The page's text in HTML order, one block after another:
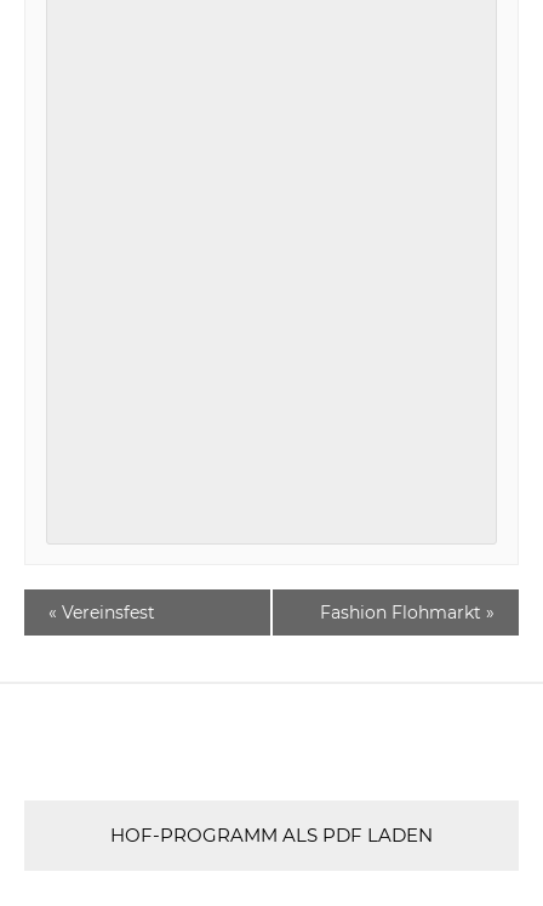
« Vereinsfest Fashion Flohmarkt »
HOF-PROGRAMM ALS PDF LADEN